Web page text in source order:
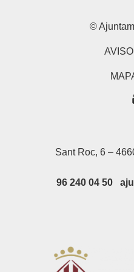
©
Sant Roc, 6 –
96 240 04 50